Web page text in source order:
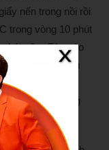
nến trong nồi rồi
trong vòng 10 phút
phút nữa. Tùy vào
bạn có thể điều
làm bánh bị
mặt của miếng
hơn.